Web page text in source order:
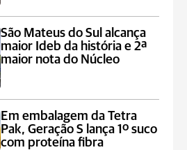
São Mateus do Sul alcança
maior Ideb da história e 2ª
maior nota do Núcleo
Em embalagem da Tetra
Pak, Geração S lança 1º suco
com proteína fibra